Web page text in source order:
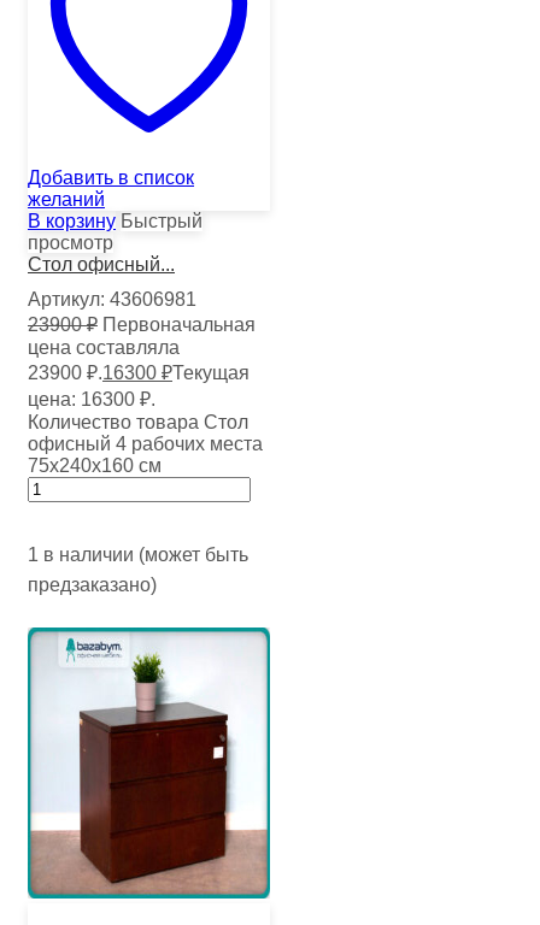
Добавить в список
желаний
В корзину Быстрый
просмотр
Стол офисный...
Артикул: 43606981
23900₽ Первоначальная
цена составляла
23900 ₽.16300 ₽Текущая
цена: 16300 ₽.
Количество товара Стол
офисный 4 рабочих места
75х240х160 см
1 в наличии (может быть
предзаказано)